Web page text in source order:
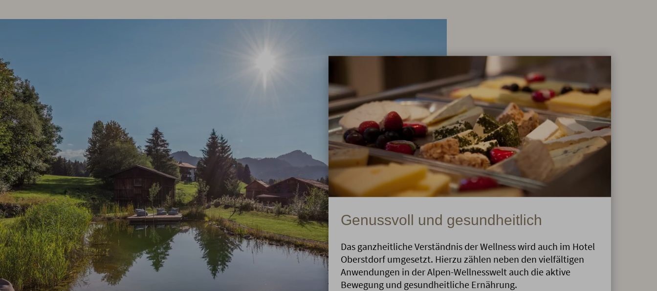
Genussvoll und gesundheitlich
Das ganzheitliche Verständnis der Wellness wird auch im Hotel
Oberstdorf umgesetzt. Hierzu zählen neben den vielfältigen
Anwendungen in der Alpen-Wellnesswelt auch die aktive
Bewegung und gesundheitliche Ernährung.